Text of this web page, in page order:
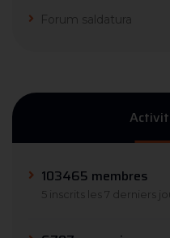
Forum saldatura
103465 membres
5 inscrits les 7 derniers